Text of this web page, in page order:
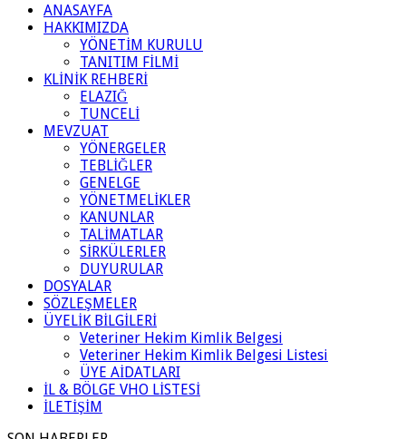
ANASAYFA
HAKKIMIZDA
YÖNETİM KURULU
TANITIM FİLMİ
KLİNİK REHBERİ
ELAZIĞ
TUNCELİ
MEVZUAT
YÖNERGELER
TEBLİĞLER
GENELGE
YÖNETMELİKLER
KANUNLAR
TALİMATLAR
SİRKÜLERLER
DUYURULAR
DOSYALAR
SÖZLEŞMELER
ÜYELİK BİLGİLERİ
Veteriner Hekim Kimlik Belgesi
Veteriner Hekim Kimlik Belgesi Listesi
ÜYE AİDATLARI
İL & BÖLGE VHO LİSTESİ
İLETİŞİM